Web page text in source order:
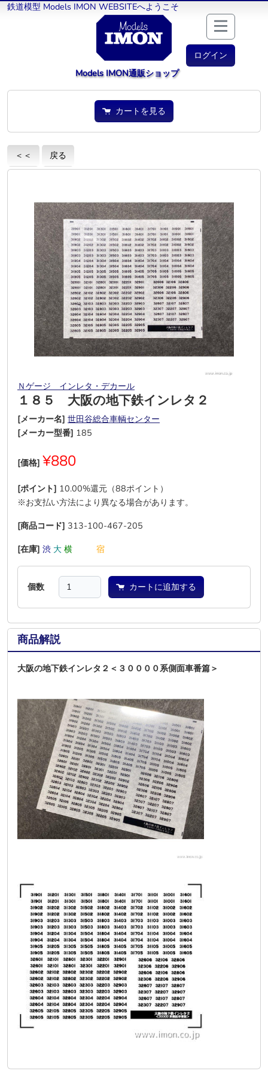
鉄道模型 Models IMON WEBSITEへようこそ
ログイン
Models IMON通販ショップ
カートを見る
＜＜ 戻る
Ｎゲージ インレタ・デカール
１８５ 大阪の地下鉄インレタ２
[メーカー名] 世田谷総合車輌センター
[メーカー型番] 185
[価格] ¥880
[ポイント] 10.00%還元（88ポイント）
※お支払い方法により異なる場合があります。
[商品コード] 313-100-467-205
[在庫] 渋 大 横 宿
個数 カートに追加する
商品解説
大阪の地下鉄インレタ２＜３００００系側面車番篇＞